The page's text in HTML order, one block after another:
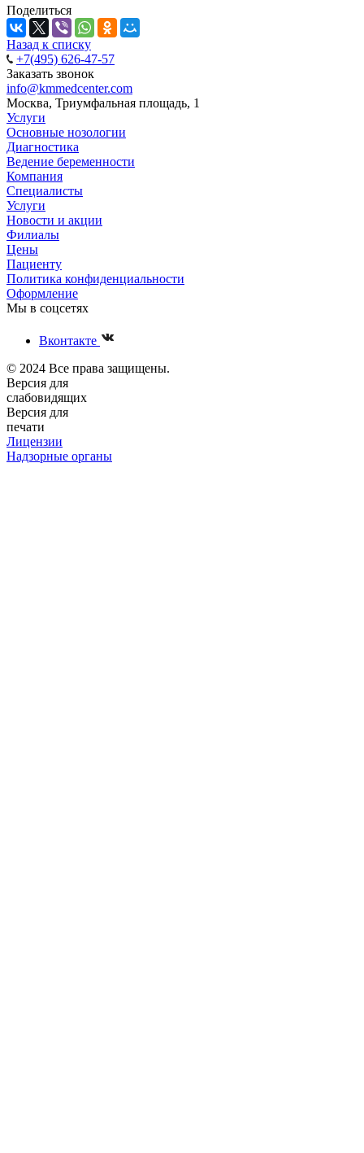
Поделиться
Назад к списку
+7(495) 626-47-57
Заказать звонок
info@kmmedcenter.com
Москва, Триумфальная площадь, 1
Услуги
Основные нозологии
Диагностика
Ведение беременности
Компания
Специалисты
Услуги
Новости и акции
Филиалы
Цены
Пациенту
Политика конфиденциальности
Оформление
Мы в соцсетях
Вконтакте
© 2024 Все права защищены.
Версия для
слабовидящих
Версия для
печати
Лицензии
Надзорные органы